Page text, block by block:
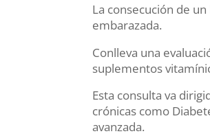
La consecución de
embarazada.
Conlleva una
suplementos
Esta consulta va
crónicas como
avanzada.